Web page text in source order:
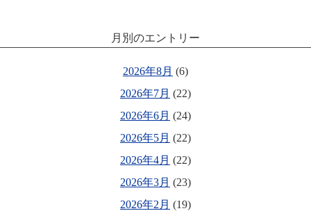
月別のエントリー
2026年8月 (6)
2026年7月 (22)
2026年6月 (24)
2026年5月 (22)
2026年4月 (22)
2026年3月 (23)
2026年2月 (19)